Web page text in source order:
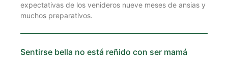
expectativas de los venideros nueve meses de ansias y
muchos preparativos.
Sentirse bella no está reñido con ser mamá